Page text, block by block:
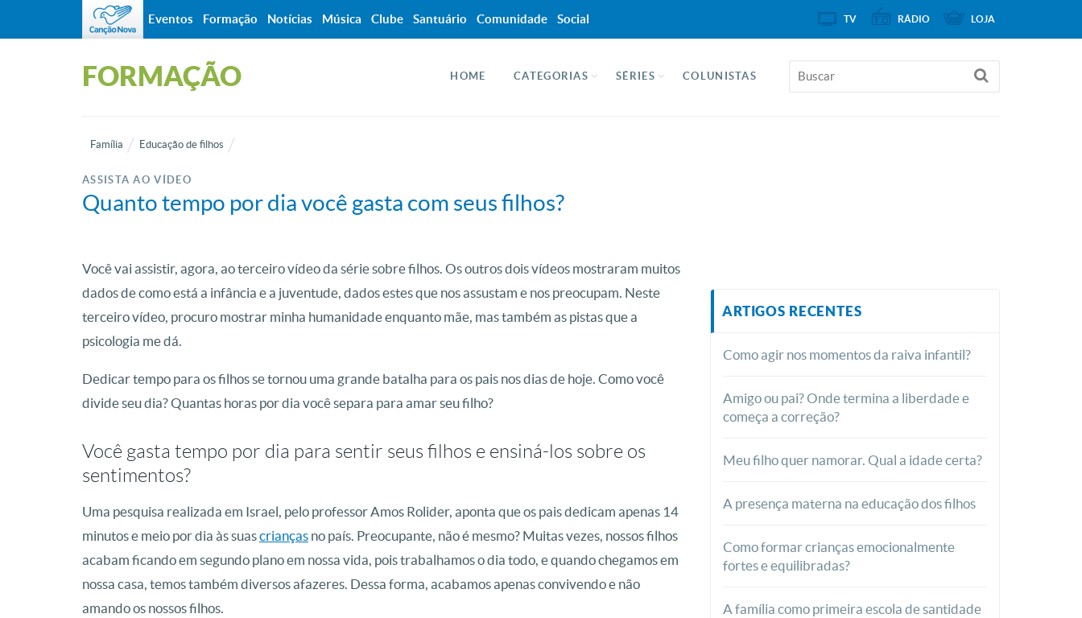
FORMAÇÃO HOME CATEGORIAS SÉRIES COLUNISTAS
Família Educação de filhos
ASSISTA AO VÍDEO
Quanto tempo por dia você gasta com seus filhos?
Você vai assistir, agora, ao terceiro vídeo da série sobre filhos. Os outros dois vídeos mostraram muitos
dados de como está a infância e a juventude, dados estes que nos assustam e nos preocupam. Neste
terceiro vídeo, procuro mostrar minha humanidade enquanto mãe, mas também as pistas que a
psicologia me dá.
Dedicar tempo para os filhos se tornou uma grande batalha para os pais nos dias de hoje. Como você
divide seu dia? Quantas horas por dia você separa para amar seu filho?
Você gasta tempo por dia para sentir seus filhos e ensiná-los sobre os
sentimentos?
Uma pesquisa realizada em Israel, pelo professor Amos Rolider, aponta que os pais dedicam apenas 14
minutos e meio por dia às suascrianças no país. Preocupante, não é mesmo? Muitas vezes, nossos filhos
acabam ficando em segundo plano em nossa vida, pois trabalhamos o dia todo, e quando chegamos em
nossa casa, temos também diversos afazeres. Dessa forma, acabamos apenas convivendo e não
amando os nossos filhos.
ARTIGOS RECENTES
Como agir nos momentos da raiva infantil?
Amigo ou pai? Onde termina a liberdade e
começa a correção?
Meu filho quer namorar. Qual a idade certa?
A presença materna na educação dos filhos
Como formar crianças emocionalmente
fortes e equilibradas?
A família como primeira escola de santidade
Eventos Formação Notícias Música Clube Santuário Comunidade Social TV RÁDIO LOJA